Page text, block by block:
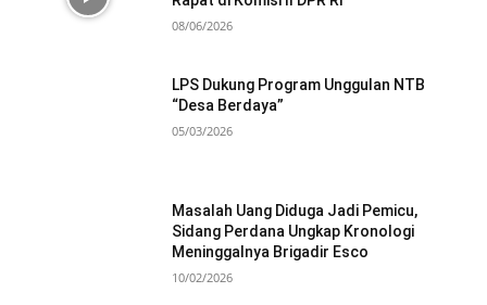
08/06/2026
LPS Dukung Program Unggulan NTB
“Desa Berdaya”
05/03/2026
Masalah Uang Diduga Jadi Pemicu,
Sidang Perdana Ungkap Kronologi
Meninggalnya Brigadir Esco
10/02/2026